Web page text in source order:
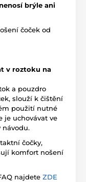
brýle ani
čoček od
v roztoku na
a pouzdro
slouží k čištění
použití nutné
je uchovávat ve
návodu.
čočky,
komfort nošení
najdete ZDE